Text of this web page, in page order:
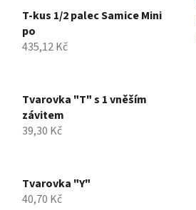
T-kus 1/2 palec Samice Mini
po
435,12 Kč
Tvarovka "T" s 1 vněším
závitem
39,30 Kč
Tvarovka "Y"
40,70 Kč